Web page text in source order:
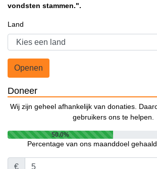
vondsten stammen.".
Land
Openen
Doneer
Wij zijn geheel afhankelijk van donaties.
gebruikers ons te helpen.
50.0%
Percentage van ons maanddoel
€